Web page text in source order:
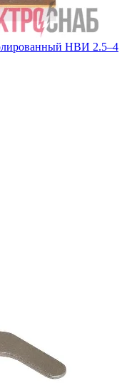
НВИ 2.5–4